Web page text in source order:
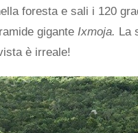
foresta e sali i 120
gigante Ixmoja. La
è irreale!